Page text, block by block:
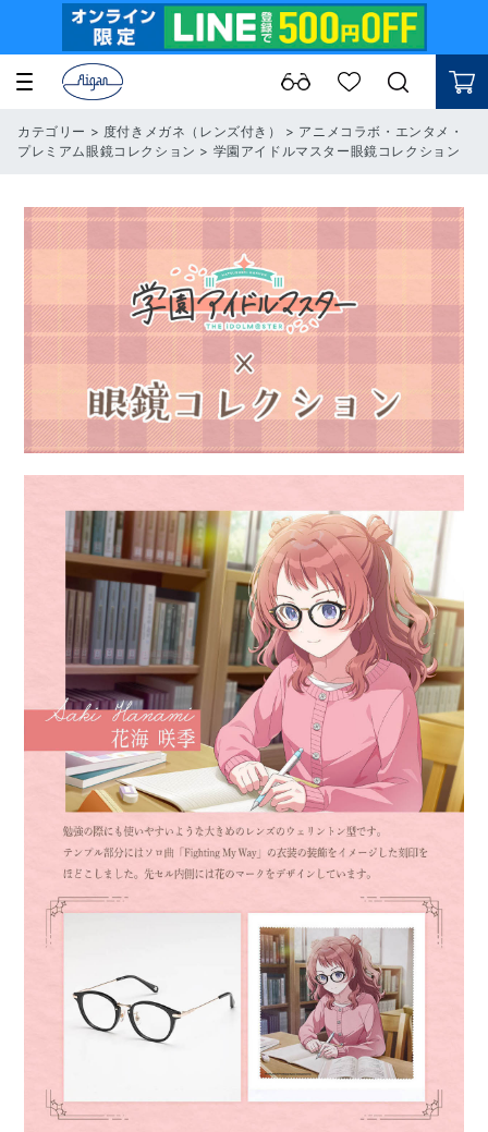
カテゴリー > 度付きメガネ（レンズ付き） > アニメコラボ・エンタメ・
プレミアム眼鏡コレクション > 学園アイドルマスター眼鏡コレクション